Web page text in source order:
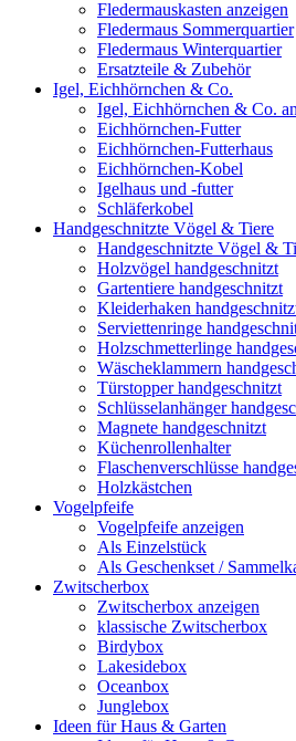
Fledermauskasten anzeigen
Fledermaus Sommerquartier
Fledermaus Winterquartier
Ersatzteile & Zubehör
Igel, Eichhörnchen & Co.
Igel, Eichhörnchen & Co.
Eichhörnchen-Futter
Eichhörnchen-Futterhaus
Eichhörnchen-Kobel
Igelhaus und -futter
Schläferkobel
Handgeschnitzte Vögel & Tiere
Handgeschnitzte Vögel &
Holzvögel handgeschnitzt
Gartentiere handgeschnitzt
Kleiderhaken
Serviettenringe
Holzschmetterlinge
Wäscheklammern
Türstopper handgeschnitzt
Schlüsselanhänger
Magnete handgeschnitzt
Küchenrollenhalter
Flaschenverschlüsse
Holzkästchen
Vogelpfeife
Vogelpfeife anzeigen
Als Einzelstück
Als Geschenkset /
Zwitscherbox
Zwitscherbox anzeigen
klassische Zwitscherbox
Birdybox
Lakesidebox
Oceanbox
Junglebox
Ideen für Haus & Garten